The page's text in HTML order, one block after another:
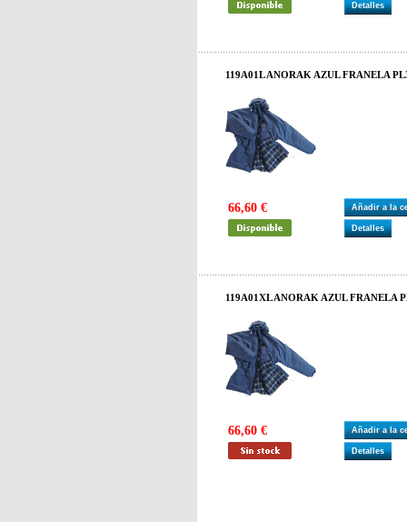
Detalles
119A01L ANORAK AZUL FRANELA
66,60 € Añadir a la
Detalles
119A01XL ANORAK AZUL FRANELA
66,60 € Añadir a la
Detalles